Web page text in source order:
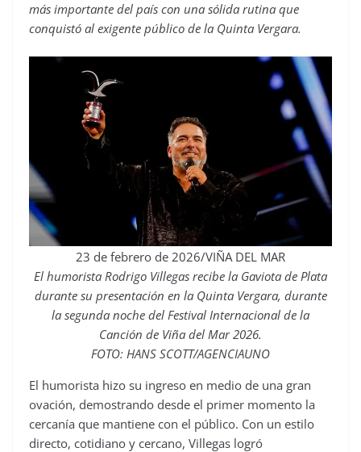
más importante del país con una sólida rutina que
conquistó al exigente público de la Quinta Vergara.
23 de febrero de 2026/VIÑA DEL MAR
El humorista Rodrigo Villegas recibe la Gaviota de Plata
durante su presentación en la Quinta Vergara, durante
la segunda noche del Festival Internacional de la
Canción de Viña del Mar 2026.
FOTO: HANS SCOTT/AGENCIAUNO
El humorista hizo su ingreso en medio de una gran
ovación, demostrando desde el primer momento la
cercanía que mantiene con el público. Con un estilo
directo, cotidiano y cercano, Villegas logró